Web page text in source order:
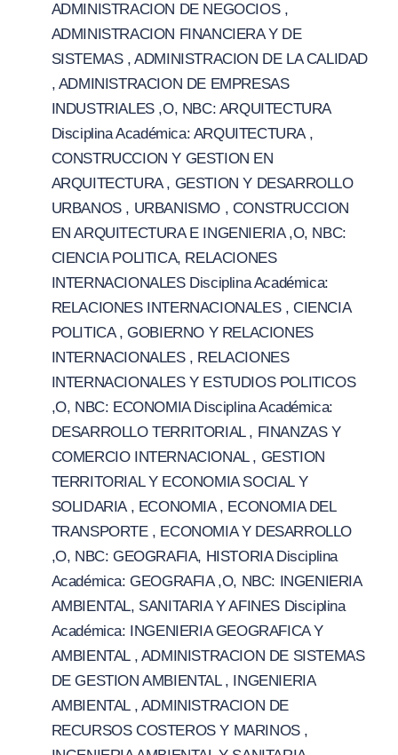
ADMINISTRACION DE NEGOCIOS ,
ADMINISTRACION FINANCIERA Y DE
SISTEMAS , ADMINISTRACION DE LA CALIDAD
, ADMINISTRACION DE EMPRESAS
INDUSTRIALES ,O, NBC: ARQUITECTURA
Disciplina Académica: ARQUITECTURA ,
CONSTRUCCION Y GESTION EN
ARQUITECTURA , GESTION Y DESARROLLO
URBANOS , URBANISMO , CONSTRUCCION
EN ARQUITECTURA E INGENIERIA ,O, NBC:
CIENCIA POLITICA, RELACIONES
INTERNACIONALES Disciplina Académica:
RELACIONES INTERNACIONALES , CIENCIA
POLITICA , GOBIERNO Y RELACIONES
INTERNACIONALES , RELACIONES
INTERNACIONALES Y ESTUDIOS POLITICOS
,O, NBC: ECONOMIA Disciplina Académica:
DESARROLLO TERRITORIAL , FINANZAS Y
COMERCIO INTERNACIONAL , GESTION
TERRITORIAL Y ECONOMIA SOCIAL Y
SOLIDARIA , ECONOMIA , ECONOMIA DEL
TRANSPORTE , ECONOMIA Y DESARROLLO
,O, NBC: GEOGRAFIA, HISTORIA Disciplina
Académica: GEOGRAFIA ,O, NBC: INGENIERIA
AMBIENTAL, SANITARIA Y AFINES Disciplina
Académica: INGENIERIA GEOGRAFICA Y
AMBIENTAL , ADMINISTRACION DE SISTEMAS
DE GESTION AMBIENTAL , INGENIERIA
AMBIENTAL , ADMINISTRACION DE
RECURSOS COSTEROS Y MARINOS ,